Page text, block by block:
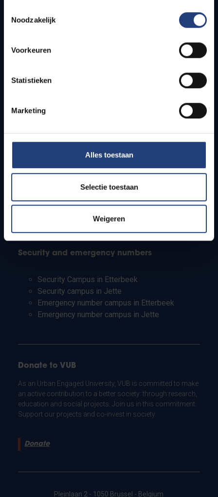
Noodzakelijk
Voorkeuren
Statistieken
Marketing
Alles toestaan
Selectie toestaan
Weigeren
Quick links
How to get to the VUB campuses
Students
PhD students
Teachers and secondary schools
Working students
Security and emergency numbers
Security Campus in Etterbeek
Security campus in Jette
Emergency number campus in Etterbeek
Emergency number campus in Jette
Donate to VUB
As an Urban Engaged University, VUB is committed to make
an active contribution to a better society: through research,
education and social projects. Join us in this commitment.
Support our projects and co-invest in society.
Donate
Pleinlaan 2 - 1050 Brussel - Belgium